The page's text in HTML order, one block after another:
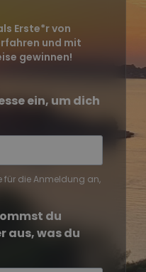
Erste*r von
und mit
gewinnen!
ein, um dich
für die Anmeldung an,
du
aus, was du